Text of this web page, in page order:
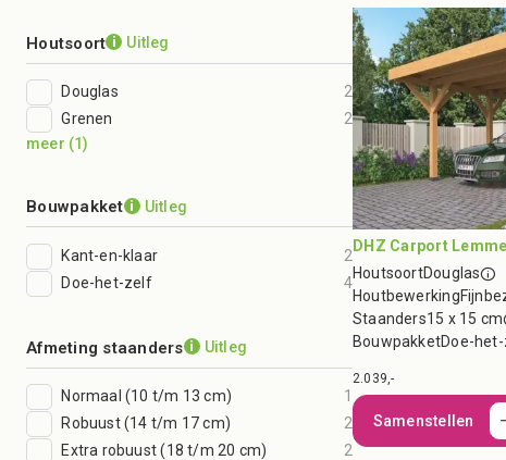
Houtsoort i Uitleg
Douglas
2
Grenen
2
meer (1)
Bouwpakket i Uitleg
Kant-en-klaar
2
Doe-het-zelf
4
Afmeting staanders i Uitleg
Normaal (10 t/m 13 cm)
1
Robuust (14 t/m 17 cm)
2
Extra robuust (18 t/m 20 cm)
2
DHZ Carport
HoutsoortDouglas
Houtbewerking
Staanders15 x 15 cm
BouwpakketDoe-
2.039,-
Samenstellen